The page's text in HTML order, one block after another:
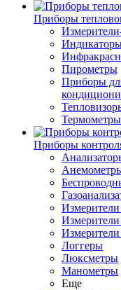
Приборы
Пирометры
Приборы
Приборы
Измерители
Логгеры
Люксметры
Манометры
Еще